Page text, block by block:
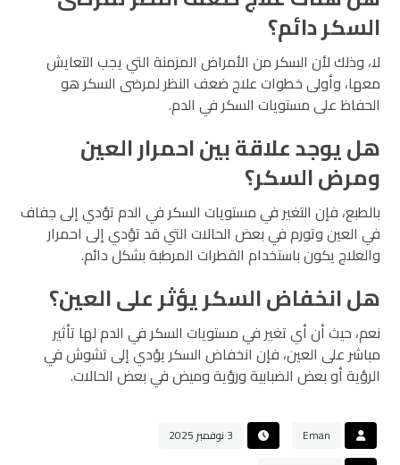
السكر دائم؟
لا، وذلك لأن السكر من الأمراض المزمنة التي يجب التعايش
معها، وأولى خطوات علاج ضعف النظر لمرضى السكر هو
الحفاظ على مستويات السكر في الدم.
هل يوجد علاقة بين احمرار العين
ومرض السكر؟
بالطبع، فإن التغير في مستويات السكر في الدم تؤدي إلى جفاف
في العين وتورم في بعض الحالات التي قد تؤدي إلى احمرار
والعلاج يكون باستخدام القطرات المرطبة بشكل دائم.
هل انخفاض السكر يؤثر على العين؟
نعم، حيث أن أي تغير في مستويات السكر في الدم لها تأثير
مباشر على العين، فإن انخفاض السكر يؤدي إلى تشوش في
الرؤية أو بعض الضبابية ورؤية وميض في بعض الحالات.
Eman
3 نوفمبر 2025